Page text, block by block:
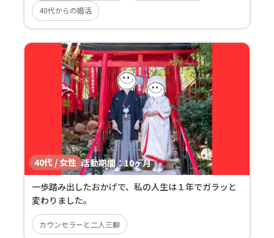
40代からの婚活
40代 / 女性 活動期間：10ヶ月
一歩踏み出したおかげで、私の人生は１年でガラッと
変わりました。
カウンセラーと二人三脚